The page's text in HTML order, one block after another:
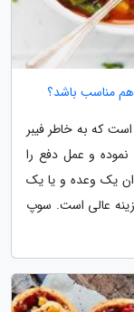
هم مناسب باشد؟
که به خاطر فیبر
نموده و عمل دفع را
یک وعده و یا یک
عالی است. سوپ